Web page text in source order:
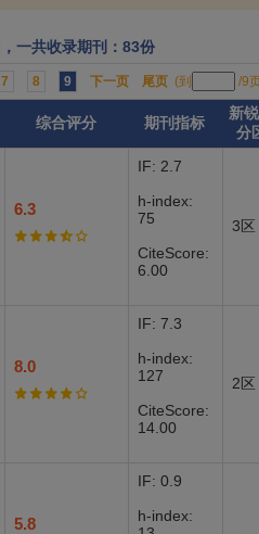
一共收录期刊：83份
7 8 9 下一页 尾页 (到 /9
综合评分 期刊指标
新
分
6.3
IF: 2.7
h-index:
75
CiteScore:
6.00
3区
8.0
IF: 7.3
h-index:
127
CiteScore:
14.00
2区
5.8
IF: 0.9
h-index: